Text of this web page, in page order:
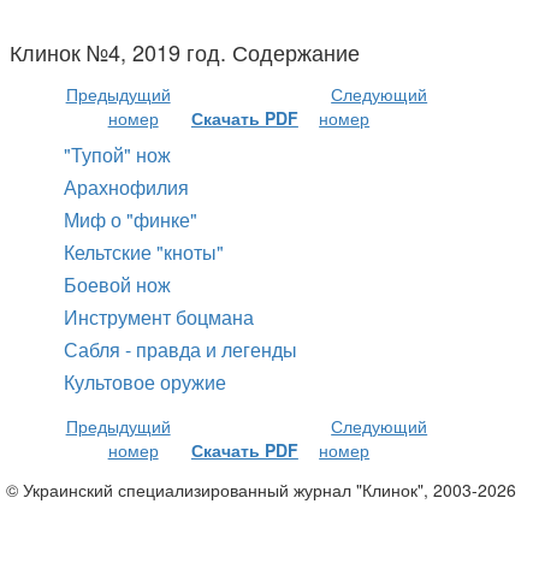
Клинок №4, 2019 год. Содержание
Предыдущий
номер
Скачать PDF
Следующий
номер
"Тупой" нож
Арахнофилия
Миф о "финке"
Кельтские "кноты"
Боевой нож
Инструмент боцмана
Сабля - правда и легенды
Культовое оружие
Предыдущий
номер
Скачать PDF
Следующий
номер
© Украинский специализированный журнал "Клинок", 2003-2026